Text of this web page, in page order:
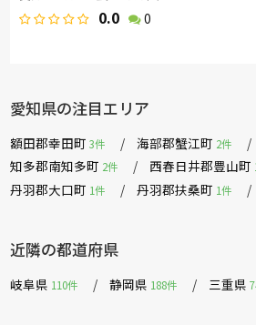
0.0 0
愛知県の注目エリア
額田郡幸田町3件 海部郡蟹江町 2件
知多郡南知多町 2件 西春日井郡豊山町
丹羽郡大口町 1件 丹羽郡扶桑町 1件
近隣の都道府県
岐阜県 110件 静岡県 188件 三重県